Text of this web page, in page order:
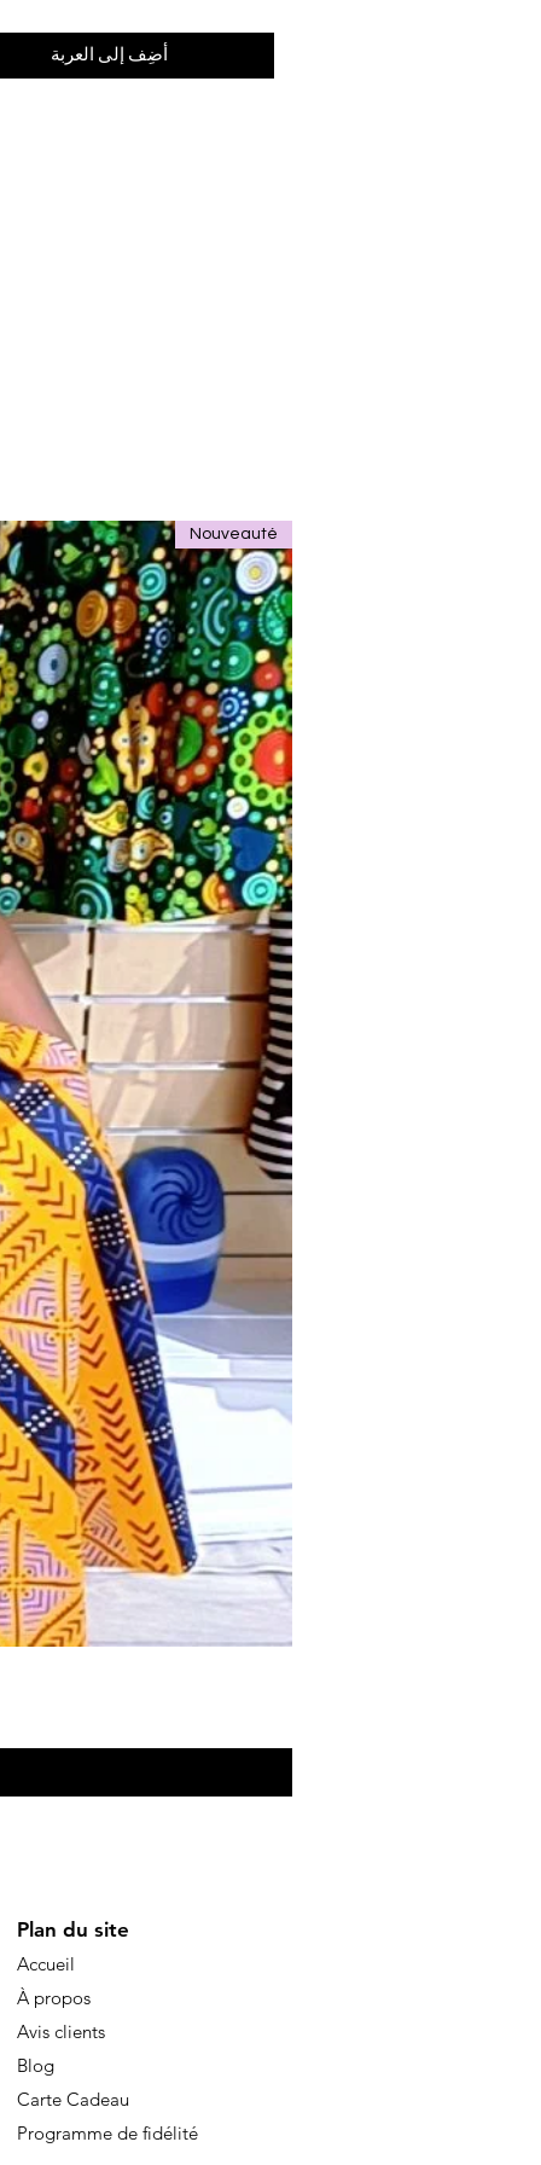
أضِف إلى العربة
Nouveauté
Plan du site
Accueil
À propos
Avis clients
Blog
Carte Cadeau
Programme de fidélité